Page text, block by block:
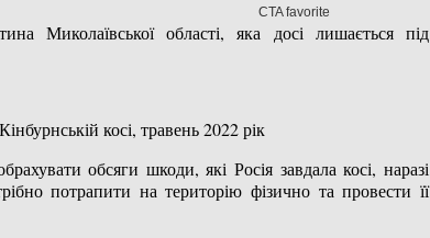
Миколаївської області, яка досі лишається під
косі, травень 2022 рік
обсяги шкоди, які Росія завдала косі, наразі
потрапити на територію фізично та провести її